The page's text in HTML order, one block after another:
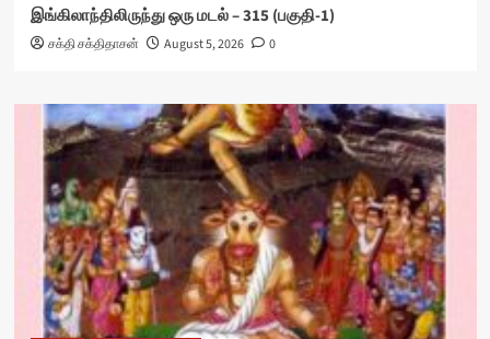
இங்கிலாந்திலிருந்து ஒரு மடல் – 315 (பகுதி-1)
சக்தி சக்திதாசன் August 5, 2026 0